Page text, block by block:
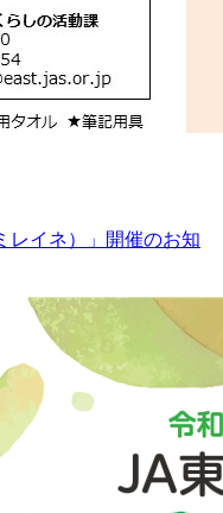
レイネ）」開催のお知